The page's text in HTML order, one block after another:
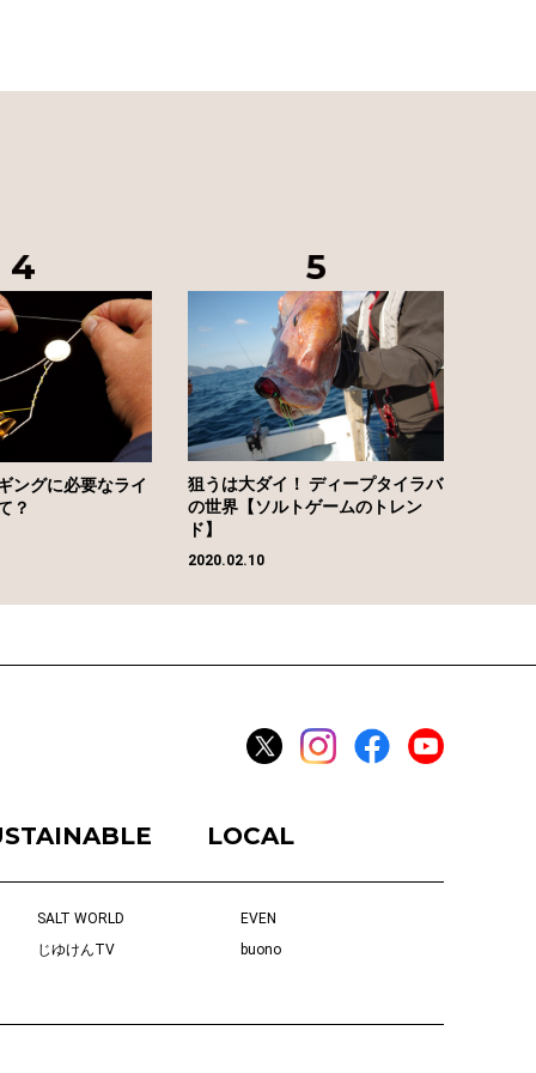
ングに必要なライ
？
狙うは大ダイ！ ディープタイラバ
の世界【ソルトゲームのトレン
ド】
2020.02.10
LOCAL
SALT WORLD
EVEN
じゆけんTV
buono